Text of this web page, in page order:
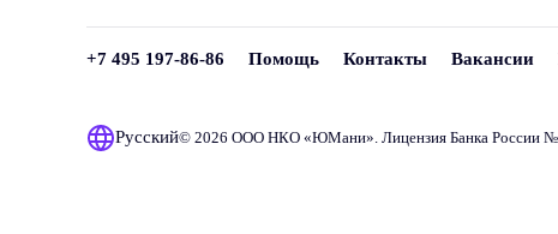
+7 495 197-86-86 Помощь Контакты Вакансии
Русский© 2026 ООО НКО «ЮМани». Лицензия Банка России